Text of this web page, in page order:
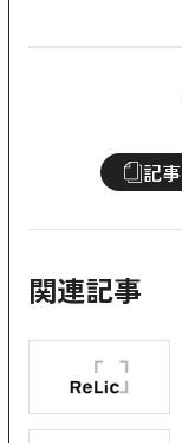
記
関連記事